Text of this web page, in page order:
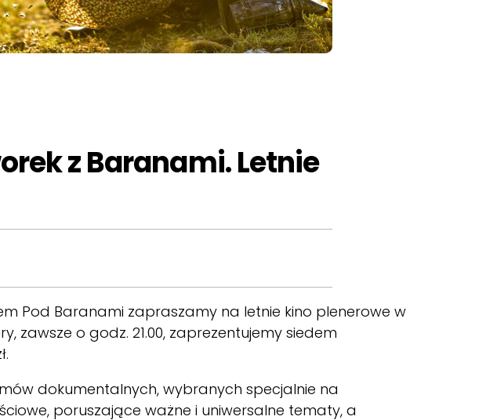
z Baranami. Letnie
Pod Baranami zapraszamy na letnie kino plenerowe w
zawsze o godz. 21.00, zaprezentujemy siedem
dokumentalnych, wybranych specjalnie na
poruszające ważne i uniwersalne tematy, a